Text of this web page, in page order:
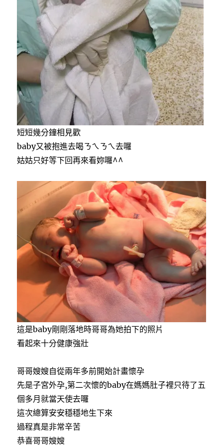
短短幾分鐘相見歡
baby又被抱進去喝ㄋㄟㄋㄟ去囉
姑姑只好等下回再來看妳囉^^
這是baby剛剛落地時哥哥為她拍下的照片
看起來十分健康強壯
哥哥嫂嫂自從兩年多前開始計畫懷孕
先是子宮外孕,第二次懷的baby在媽媽肚子裡只待了五
個多月就當天使去囉
這次總算安安穩穩地生下來
過程真是非常辛苦
恭喜哥哥嫂嫂